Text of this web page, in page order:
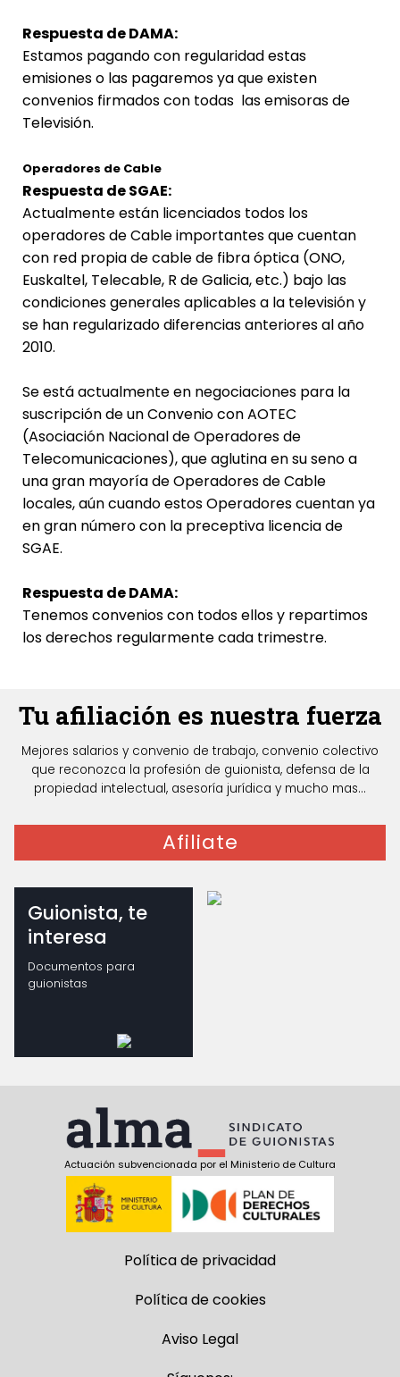
Respuesta de DAMA:
Estamos pagando con regularidad estas
emisiones o las pagaremos ya que existen
convenios firmados con todas las emisoras de
Televisión.
Operadores de Cable
Respuesta de SGAE:
Actualmente están licenciados todos los
operadores de Cable importantes que cuentan
con red propia de cable de fibra óptica (ONO,
Euskaltel, Telecable, R de Galicia, etc.) bajo las
condiciones generales aplicables a la televisión y
se han regularizado diferencias anteriores al año
2010.
Se está actualmente en negociaciones para la
suscripción de un Convenio con AOTEC
(Asociación Nacional de Operadores de
Telecomunicaciones), que aglutina en su seno a
una gran mayoría de Operadores de Cable
locales, aún cuando estos Operadores cuentan ya
en gran número con la preceptiva licencia de
SGAE.
Respuesta de DAMA:
Tenemos convenios con todos ellos y repartimos
los derechos regularmente cada trimestre.
Tu afiliación es nuestra fuerza
Mejores salarios y convenio de trabajo, convenio colectivo
que reconozca la profesión de guionista, defensa de la
propiedad intelectual, asesoría jurídica y mucho mas...
Afiliate
Guionista, te
interesa
Documentos para
guionistas
Actuación subvencionada por el Ministerio de Cultura
Política de privacidad
Política de cookies
Aviso Legal